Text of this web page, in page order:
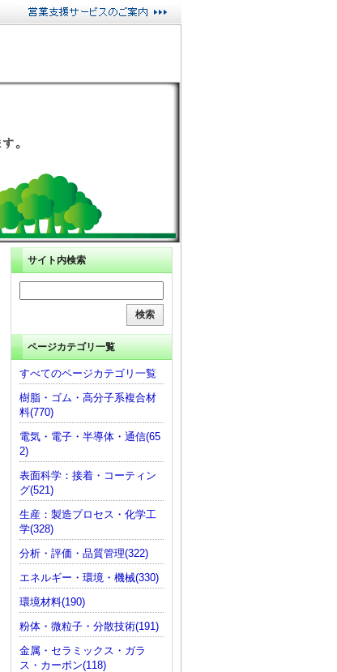
サイト内検索
ページカテゴリ一覧
すべてのページカテゴリ一覧
樹脂・ゴム・高分子系複合材
料(770)
電気・電子・半導体・通信(65
2)
表面科学：接着・コーティン
グ(521)
生産：製造プロセス・化学工
学(328)
分析・評価・品質管理(322)
エネルギー・環境・機械(330)
環境材料(190)
粉体・微粒子・分散技術(191)
金属・セラミックス・ガラ
ス・カーボン(118)